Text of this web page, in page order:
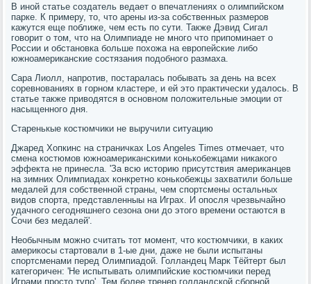
В иной статье создатель ведает о впечатлениях о олимпийском
парке. К примеру, то, что арены из-за собственных размеров
кажутся еще поближе, чем есть по сути. Также Дэвид Сигал
говорит о том, что на Олимпиаде не много что припоминает о
России и обстановка больше похожа на европейские либо
южноамериканские состязания подобного размаха.
Сара Лиолл, напротив, постаралась побывать за день на всех
соревнованиях в горном кластере, и ей это практически удалось. В
статье также приводятся в основном положительные эмоции от
насыщенного дня.
Старенькые костюмчики не выручили ситуацию
Джаред Хопкинс на страничках Los Angeles Times отмечает, что
смена костюмов южноамериканскими конькобежцами никакого
эффекта не принесла. 'За всю историю присутствия американцев
на зимних Олимпиадах конкретно конькобежцы захватили больше
медалей для собственной страны, чем спортсмены остальных
видов спорта, представленныы на Играх. И опосля чрезвычайно
удачного сегодняшнего сезона они до этого времени остаются в
Сочи без медалей'.
Необычным можно считать тот момент, что костюмчики, в каких
америкосы стартовали в 1-ые дни, даже не были испытаны
спортсменами перед Олимпиадой. Голландец Марк Тёйтерт был
категоричен: 'Не испытывать олимпийские костюмчики перед
Играми просто тупо'. Тем более тренер голландской сборной